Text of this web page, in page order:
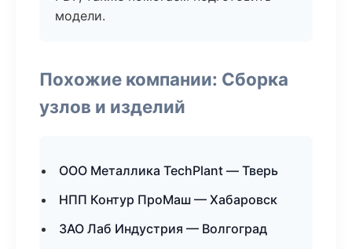
модели.
Похожие компании: Сборка
узлов и изделий
ООО Металлика TechPlant — Тверь
НПП Контур ПроМаш — Хабаровск
ЗАО Лаб Индустрия — Волгоград